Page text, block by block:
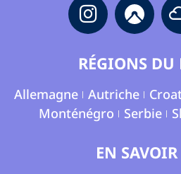
RÉGIONS
Allemagne Autriche
Monténégro
Serbie
EN